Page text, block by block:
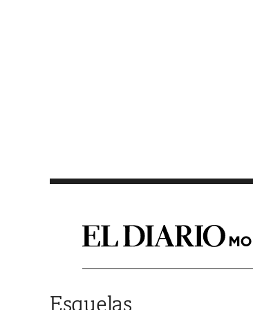
Esquelas